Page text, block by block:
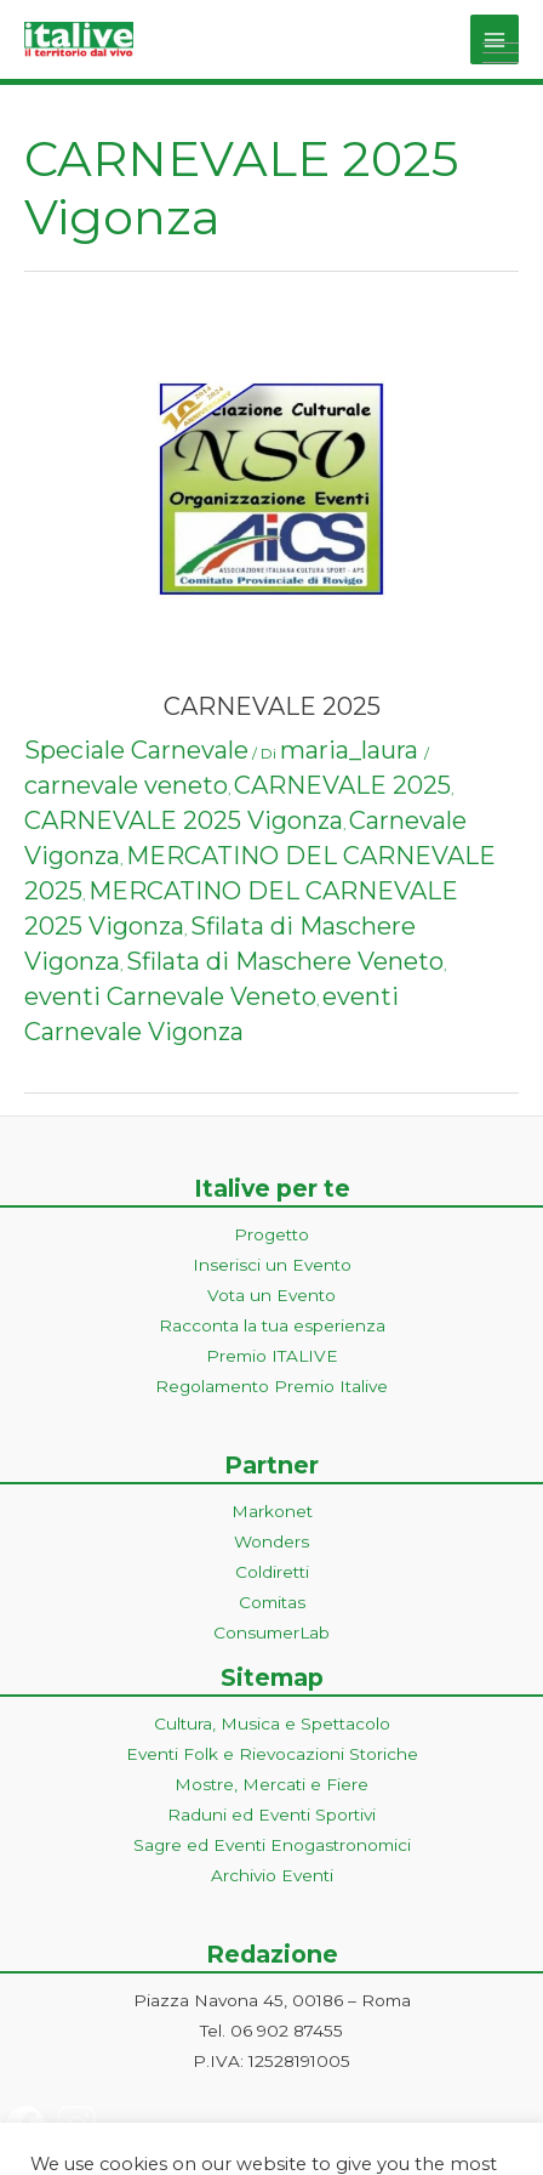
Main
CARNEVALE 2025
Vigonza
CARNEVALE 2025
Speciale Carnevale / Di maria_laura /
carnevale veneto, CARNEVALE 2025,
CARNEVALE 2025 Vigonza, Carnevale
Vigonza, MERCATINO DEL CARNEVALE
2025, MERCATINO DEL CARNEVALE
2025 Vigonza, Sfilata di Maschere
Vigonza, Sfilata di Maschere Veneto,
eventi Carnevale Veneto, eventi
Carnevale Vigonza
Italive per te
Progetto
Inserisci un Evento
Vota un Evento
Racconta la tua esperienza
Premio ITALIVE
Regolamento Premio Italive
Partner
Markonet
Wonders
Coldiretti
Comitas
ConsumerLab
Sitemap
Cultura, Musica e Spettacolo
Eventi Folk e Rievocazioni Storiche
Mostre, Mercati e Fiere
Raduni ed Eventi Sportivi
Sagre ed Eventi Enogastronomici
Archivio Eventi
Redazione
Piazza Navona 45, 00186 – Roma
Tel. 06 902 87455
P.IVA: 12528191005
We use cookies on our website to give you the most